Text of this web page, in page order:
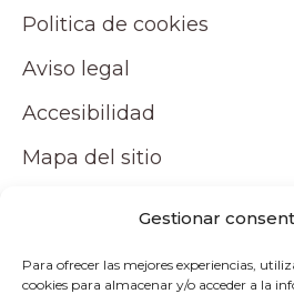
Gestionar
Para ofrecer las mejores experiencias,
cookies para almacenar y/o acceder a la
Politica de cookies
Aviso legal
Accesibilidad
Mapa del sitio
Tu cuenta
Mi cuenta